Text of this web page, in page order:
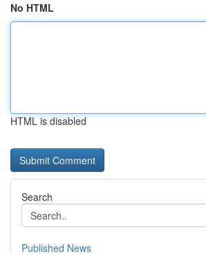
No HTML
HTML is disabled
Search
Published News